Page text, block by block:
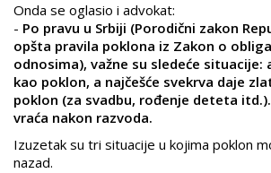
Onda se oglasio i advokat:
- Po pravu u Srbiji (Porodični zakon
opšta pravila poklona iz Zakon o
odnosima), važne su sledeće
kao poklon, a najčešće svekrva daje
poklon (za svadbu, rođenje deteta
vraća nakon razvoda.
Izuzetak su tri situacije u kojima poklon
nazad.